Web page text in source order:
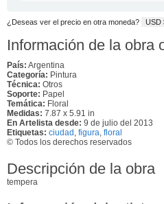
¿Deseas ver el precio en otra moneda? USD
Información de la obra
País: Argentina
Categoría: Pintura
Técnica: Otros
Soporte: Papel
Temática: Floral
Medidas: 7.87 x 5.91 in
En Artelista desde: 9 de julio del 2013
Etiquetas: ciudad figura floral
© Todos los derechos reservados
Descripción de la obra
tempera